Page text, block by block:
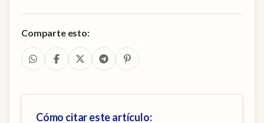
Comparte esto:
Cómo citar este artículo: